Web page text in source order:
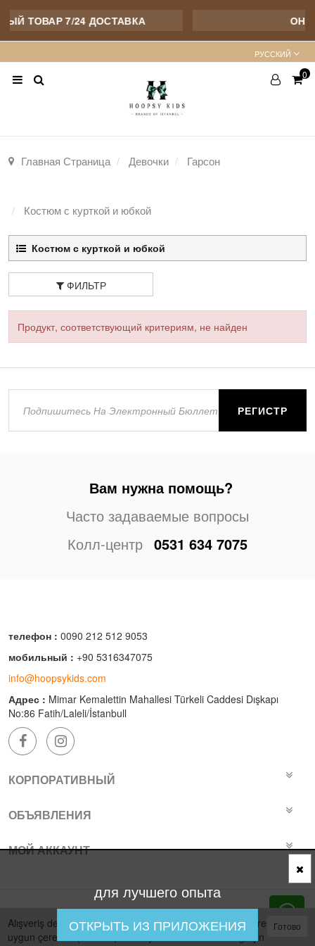
ТОВАР 7/24 ДОСТАВКА
PУССКИЙ
0
Главная Страница Девочки Гарсон
Костюм с курткой и юбкой
Костюм с курткой и юбкой
ФИЛЬТР
Продукт, соответствующий критериям, не найден
РЕГИСТР
Вам нужна помощь?
Часто задаваемые вопросы
Колл-центр 0531 634 7075
телефон : 0090 212 512 9053
мобильный : +90 5316347075
info@hoopsykids.com
Адрес : Mimar Kemalettin Mahallesi Türkeli Caddesi Dışkapı
No:86 Fatih/Laleli/İstanbull
КОРПОРАТИВНЫЙ
ОБЪЯВЛЕНИЯ
МОЙ АККАУНТ
Готово
Alışveriş deneyiminizi iyileştirmek için yasal düzenlemelere
uygun çerezler (cookies) kullanıyoruz. Daha fazla bilgi için
для лучшего опыта
ОТКРЫТЬ ИЗ ПРИЛОЖЕНИЯ